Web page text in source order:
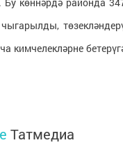
кимчелекләрне
Татмедиа